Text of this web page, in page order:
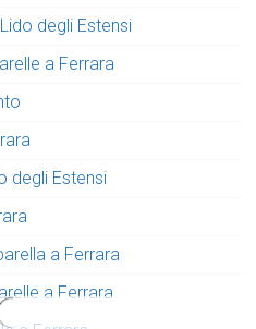
degli Estensi
a Ferrara
degli Estensi
a Ferrara
a Ferrara